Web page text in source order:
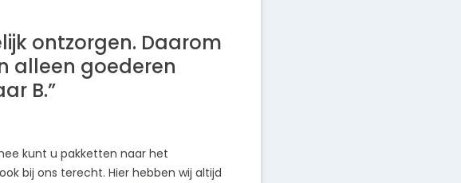
ontzorgen. Daarom
alleen goederen
B.”
kunt u pakketten naar het
bij ons terecht. Hier hebben wij altijd